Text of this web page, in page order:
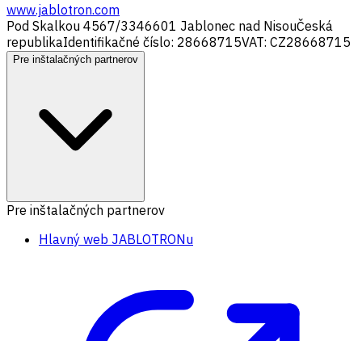
www.jablotron.com
Pod Skalkou 4567/3346601 Jablonec nad NisouČeská
republikaIdentifikačné číslo: 28668715VAT: CZ28668715
Pre inštalačných partnerov
Pre inštalačných partnerov
Hlavný web JABLOTRONu